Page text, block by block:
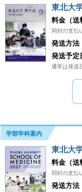
東北大
料金（送
同封の支払
発送方法
発送予定
通常は発送
学部学科案内
東北大
料金（送
同封の支払
発送方法